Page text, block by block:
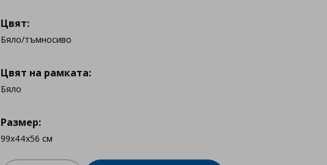
Цвят:
Бяло/тъмносиво
Цвят на рамката:
Бяло
Размер:
99x44x56 см